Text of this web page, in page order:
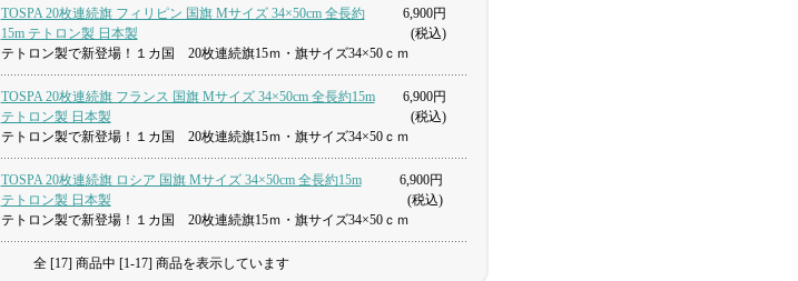
TOSPA 20枚連続旗 フィリピン 国旗 Mサイズ 34×50cm 全長約
15m テトロン製 日本製
6,900円
(税込)
テトロン製で新登場！１カ国 20枚連続旗15ｍ・旗サイズ34×50ｃｍ
TOSPA 20枚連続旗 フランス 国旗 Mサイズ 34×50cm 全長約15m
テトロン製 日本製
6,900円
(税込)
テトロン製で新登場！１カ国 20枚連続旗15ｍ・旗サイズ34×50ｃｍ
TOSPA 20枚連続旗 ロシア 国旗 Mサイズ 34×50cm 全長約15m
テトロン製 日本製
6,900円
(税込)
テトロン製で新登場！１カ国 20枚連続旗15ｍ・旗サイズ34×50ｃｍ
全 [17] 商品中 [1-17] 商品を表示しています